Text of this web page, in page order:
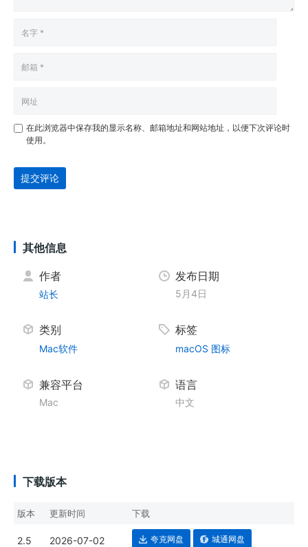
在此浏览器中保存我的显示名称、邮箱地址和网站地址，以便下次评论时
使用。
提交评论
其他信息
作者
站长
发布日期
5月4日
类别
Mac软件
标签
macOS 图标
兼容平台
Mac
语言
中文
下载版本
版本 更新时间 下载
2.5 2026-07-02 夸克网盘 城通网盘